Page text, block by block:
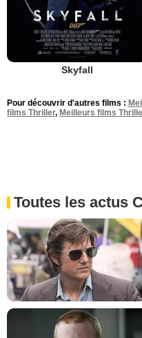
Skyfall
Pour découvrir d'autres films :
films Thriller, Meilleurs films
Toutes les actus